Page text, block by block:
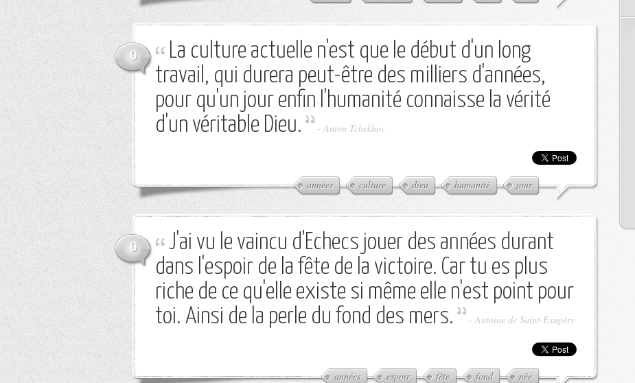
0
La culture actuelle n'est que le début d'un long
travail, qui durera peut-être des milliers d'années,
pour qu'un jour enfin l'humanité connaisse la vérité
d'un véritable Dieu.
- Anton Tchekhov
années culture dieu humanité jour
0
J'ai vu le vaincu d'Echecs jouer des années durant
dans l'espoir de la fête de la victoire. Car tu es plus
riche de ce qu'elle existe si même elle n'est point pour
toi. Ainsi de la perle du fond des mers.
- Antoine de Saint-Exupéry
années espoir fête fond née